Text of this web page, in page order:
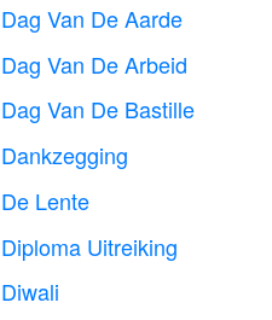
Dag Van De Aarde
Dag Van De Arbeid
Dag Van De Bastille
Dankzegging
De Lente
Diploma Uitreiking
Diwali